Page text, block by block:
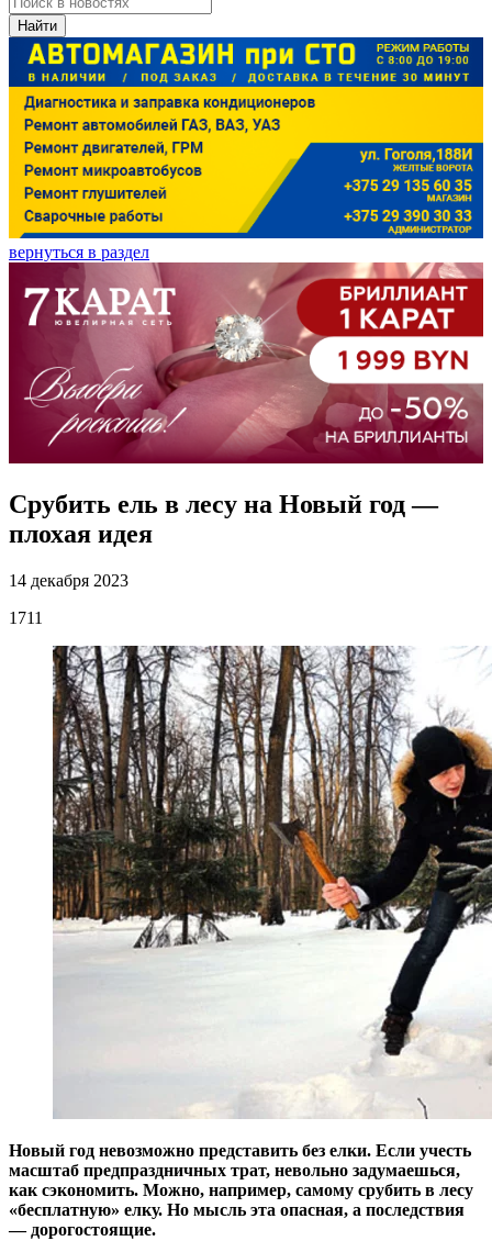
Найти
вернуться в раздел
Срубить ель в лесу на Новый год —
плохая идея
14 декабря 2023
1711
Новый год невозможно представить без елки. Если учесть
масштаб предпраздничных трат, невольно задумаешься,
как сэкономить. Можно, например, самому срубить в лесу
«бесплатную» елку. Но мысль эта опасная, а последствия
— дорогостоящие.